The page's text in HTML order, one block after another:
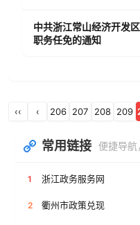
中共浙江常山经济开发
职务任免的通知
‹‹ ‹ 206 207 208 209
常用链接
1 浙江政务服务网
2 衢州市政策兑现